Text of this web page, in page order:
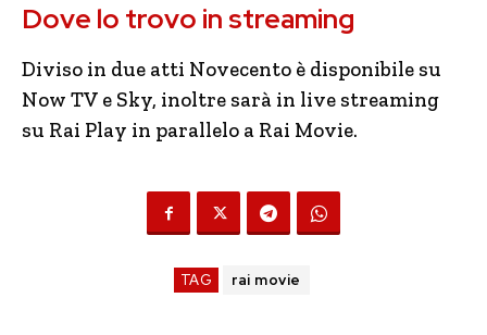
Dove lo trovo in streaming
Diviso in due atti Novecento è disponibile su
Now TV e Sky, inoltre sarà in live streaming
su Rai Play in parallelo a Rai Movie.
TAG rai movie